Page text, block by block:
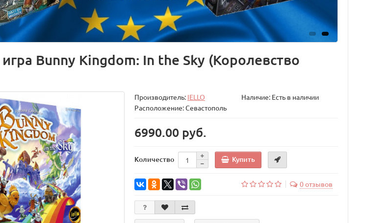
Bunny Kingdom: In the Sky (Королевство
Производитель: IELLO
Наличие: Есть в наличии
Расположение: Севастополь
6990.00 руб.
Количество Купить
0 отзывов